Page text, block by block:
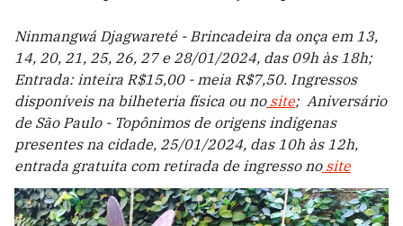
Ninmangwá Djagwareté - Brincadeira da onça em 13,
14, 20, 21, 25, 26, 27 e 28/01/2024, das 09h às 18h;
Entrada: inteira R$15,00 - meia R$7,50. Ingressos
disponíveis na bilheteria física ou no site; Aniversário
de São Paulo - Topônimos de origens indígenas
presentes na cidade, 25/01/2024, das 10h às 12h,
entrada gratuita com retirada de ingresso no site